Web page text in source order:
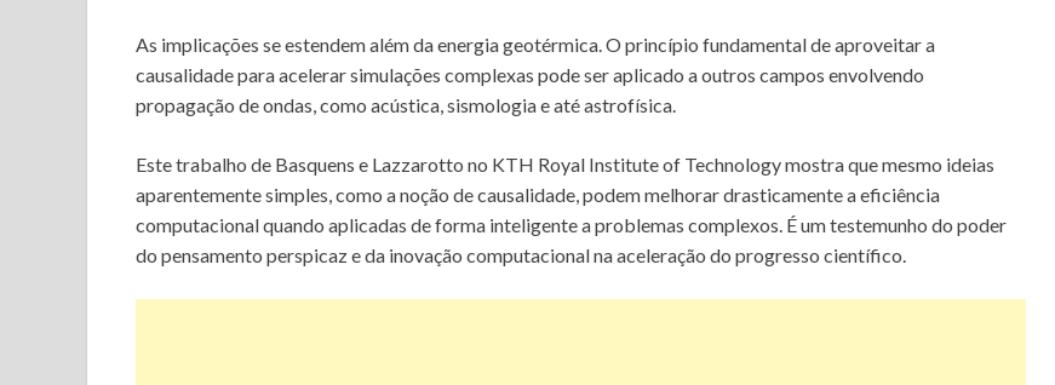
As implicações se estendem além da energia geotérmica. O princípio fundamental de aproveitar a
causalidade para acelerar simulações complexas pode ser aplicado a outros campos envolvendo
propagação de ondas, como acústica, sismologia e até astrofísica.
Este trabalho de Basquens e Lazzarotto no KTH Royal Institute of Technology mostra que mesmo ideias
aparentemente simples, como a noção de causalidade, podem melhorar drasticamente a eficiência
computacional quando aplicadas de forma inteligente a problemas complexos. É um testemunho do poder
do pensamento perspicaz e da inovação computacional na aceleração do progresso científico.